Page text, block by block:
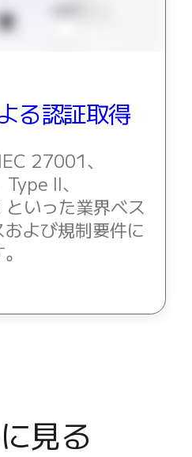
る認証取得
27001、
II、
いった業界ベス
よび規制要件に
見る